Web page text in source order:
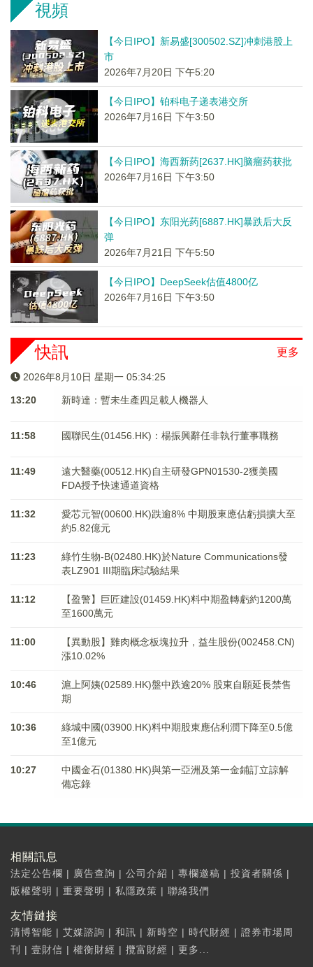
視頻
【今日IPO】新易盛[300502.SZ]冲刺港股上
市
2026年7月20日 下午5:20
【今日IPO】铂科电子递表港交所
2026年7月16日 下午3:50
【今日IPO】海西新药[2637.HK]脑瘤药获批
2026年7月16日 下午3:50
【今日IPO】东阳光药[6887.HK]暴跌后大反
弹
2026年7月21日 下午5:50
【今日IPO】DeepSeek估值4800亿
2026年7月16日 下午3:50
更多
快訊
2026年8月10日 星期一 05:34:25
13:20 新時達：暫未生產四足載人機器人
11:58 國聯民生(01456.HK)：楊振興辭任非執行董事職務
11:49
遠大醫藥(00512.HK)自主研發GPN01530-2獲美國
FDA授予快速通道資格
11:32
愛芯元智(00600.HK)跌逾8% 中期股東應佔虧損擴大至
約5.82億元
11:23
綠竹生物-B(02480.HK)於Nature Communications發
表LZ901 III期臨床試驗結果
11:12
【盈警】巨匠建設(01459.HK)料中期盈轉虧約1200萬
至1600萬元
11:00
【異動股】雞肉概念板塊拉升，益生股份(002458.CN)
漲10.02%
10:46
滬上阿姨(02589.HK)盤中跌逾20% 股東自願延長禁售
期
10:36
綠城中國(03900.HK)料中期股東應佔利潤下降至0.5億
至1億元
10:27
中國金石(01380.HK)與第一亞洲及第一金鋪訂立諒解
備忘錄
相關訊息
法定公告欄 | 廣告查詢 | 公司介紹 | 專欄邀稿 | 投資者關係 |
版權聲明 | 重要聲明 | 私隱政策 | 聯絡我們
友情鏈接
清博智能 | 艾媒諮詢 | 和訊 | 新時空 | 時代財經 | 證券市場周
刊
| 壹財信 | 權衡財經 | 攬富財經 | 更多...